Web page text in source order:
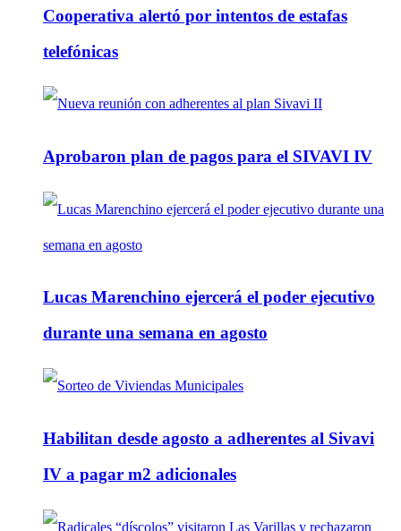
Cooperativa alertó por intentos de estafas
telefónicas
Aprobaron plan de pagos para el SIVAVI IV
Lucas Marenchino ejercerá el poder ejecutivo
durante una semana en agosto
Habilitan desde agosto a adherentes al Sivavi
IV a pagar m2 adicionales